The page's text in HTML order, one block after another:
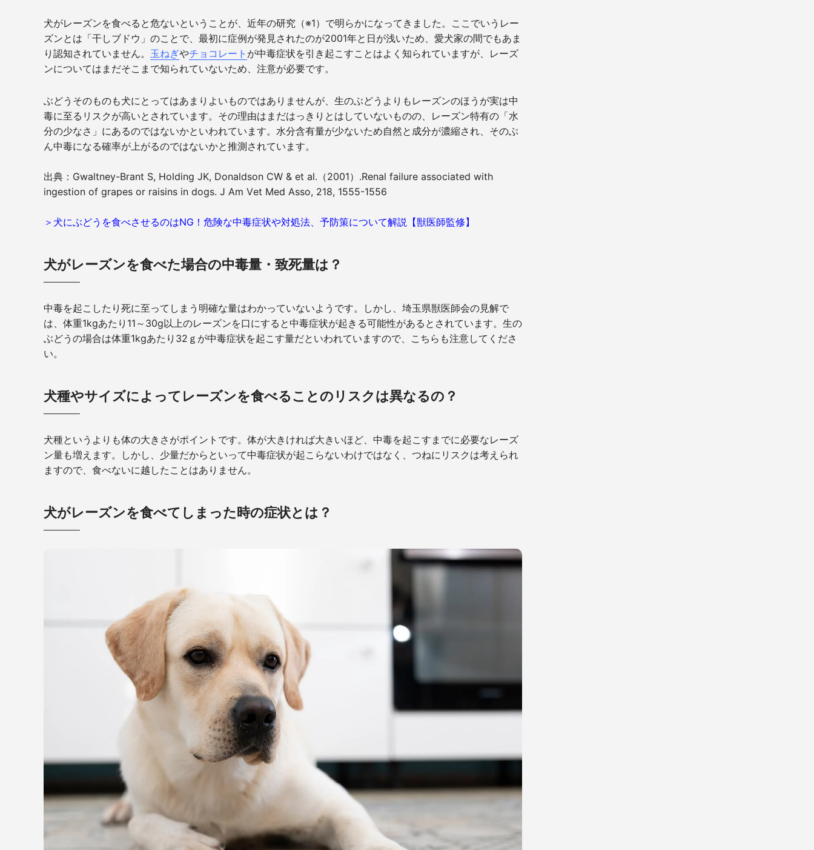
犬がレーズンを食べると危ないということが、近年の研究（※1）で明らかになってきました。ここでいうレー
ズンとは「干しブドウ」のことで、最初に症例が発見されたのが2001年と日が浅いため、愛犬家の間でもあま
り認知されていません。 玉ねぎやチョコレート が中毒症状を引き起こすことはよく知られていますが、レーズ
ンについてはまだそこまで知られていないため、注意が必要です。
ぶどうそのものも犬にとってはあまりよいものではありませんが、生のぶどうよりもレーズンのほうが実は中
毒に至るリスクが高いとされています。その理由はまだはっきりとはしていないものの、レーズン特有の「水
分の少なさ」にあるのではないかといわれています。水分含有量が少ないため自然と成分が濃縮され、そのぶ
ん中毒になる確率が上がるのではないかと推測されています。
出典：Gwaltney-Brant S, Holding JK, Donaldson CW & et al.（2001） .Renal failure associated with
ingestion of grapes or raisins in dogs. J Am Vet Med Asso, 218, 1555-1556
＞犬にぶどうを食べさせるのはNG！危険な中毒症状や対処法、予防策について解説【獣医師監修】
犬がレーズンを食べた場合の中毒量・致死量は？
中毒を起こしたり死に至ってしまう明確な量はわかっていないようです。しかし、埼玉県獣医師会の見解で
は、体重1kgあたり 11 ～ 30g以上のレーズンを口にすると中毒症状が起きる可能性があるとされています。生の
ぶどうの場合は体重1kgあたり 32 ｇが中毒症状を起こす量だといわれていますので、こちらも注意してくださ
い。
犬種やサイズによってレーズンを食べることのリスクは異なるの？
犬種というよりも体の大きさがポイントです。体が大きければ大きいほど、中毒を起こすまでに必要なレーズ
ン量も増えます。しかし、少量だからといって中毒症状が起こらないわけではなく、つねにリスクは考えられ
ますので、食べないに越したことはありません。
犬がレーズンを食べてしまった時の症状とは？